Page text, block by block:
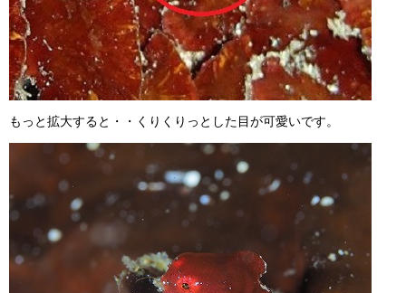
もっと拡大すると・・くりくりっとした目が可愛いです。